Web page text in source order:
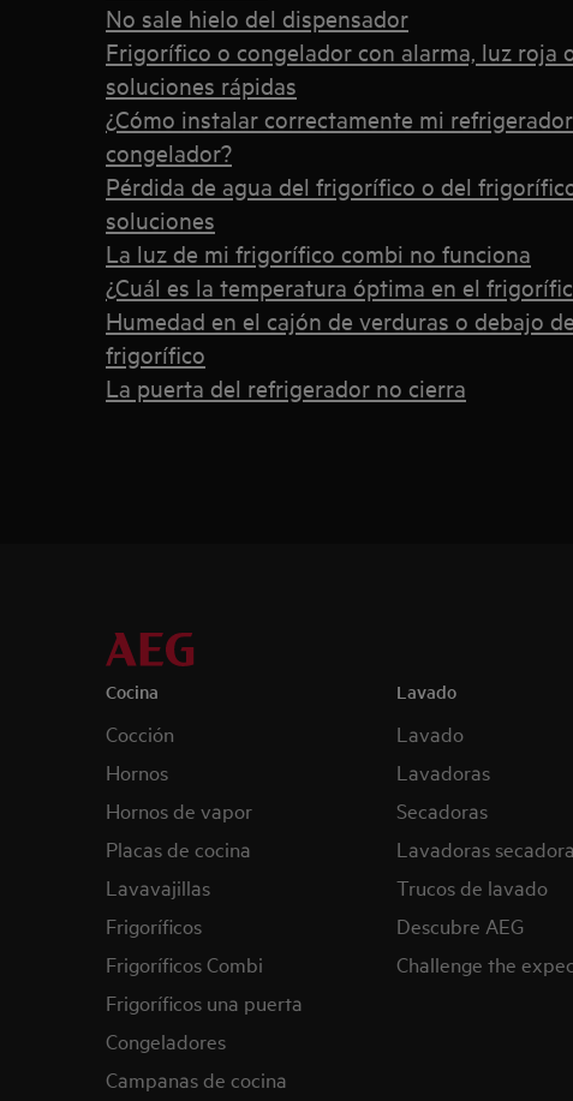
No sale hielo del dispensador
Frigorífico o congelador con alarma, luz roja
soluciones rápidas
¿Cómo instalar correctamente mi
congelador?
Pérdida de agua del frigorífico o del
soluciones
La luz de mi frigorífico combi no funciona
¿Cuál es la temperatura óptima en el
Humedad en el cajón de verduras o debajo
frigorífico
La puerta del refrigerador no cierra
Cocina
Cocción
Hornos
Hornos de vapor
Placas de cocina
Lavavajillas
Frigoríficos
Frigoríficos Combi
Frigoríficos una puerta
Congeladores
Campanas de cocina
Lavado
Lavado
Lavadoras
Secadoras
Lavadoras
Trucos de lavado
Descubre AEG
Challenge the